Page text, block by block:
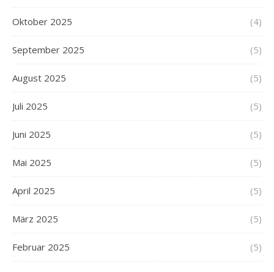
Oktober 2025 (4)
September 2025 (5)
August 2025 (5)
Juli 2025 (5)
Juni 2025 (5)
Mai 2025 (5)
April 2025 (5)
März 2025 (5)
Februar 2025 (5)